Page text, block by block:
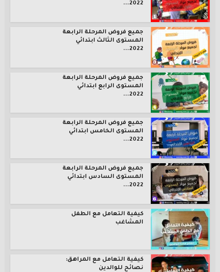
2022...
جميع فروض المرحلة الرابعة
المستوى الثالث ابتدائي
2022...
جميع فروض المرحلة الرابعة
المستوى الرابع ابتدائي
2022...
جميع فروض المرحلة الرابعة
المستوى الخامس ابتدائي
2022...
جميع فروض المرحلة الرابعة
المستوى السادس ابتدائي
2022...
كيفية التعامل مع الطفل
المشاغب
كيفية التعامل مع المراهق:
نصائح للوالدين